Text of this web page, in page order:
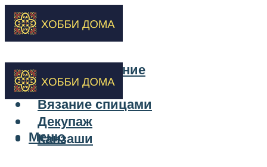
Бисероплетение
Вышивка
Вязание спицами
Декупаж
Канзаши
Меню